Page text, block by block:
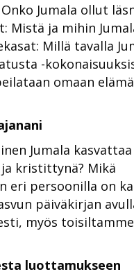
Jumala ollut
Mistä ja mihin
Millä tavalla
-
omaan
Jumala kasvattaa
kristittynä? Mikä
eri persoonilla on
päiväkirjan
myös toisiltamme
luottamukseen